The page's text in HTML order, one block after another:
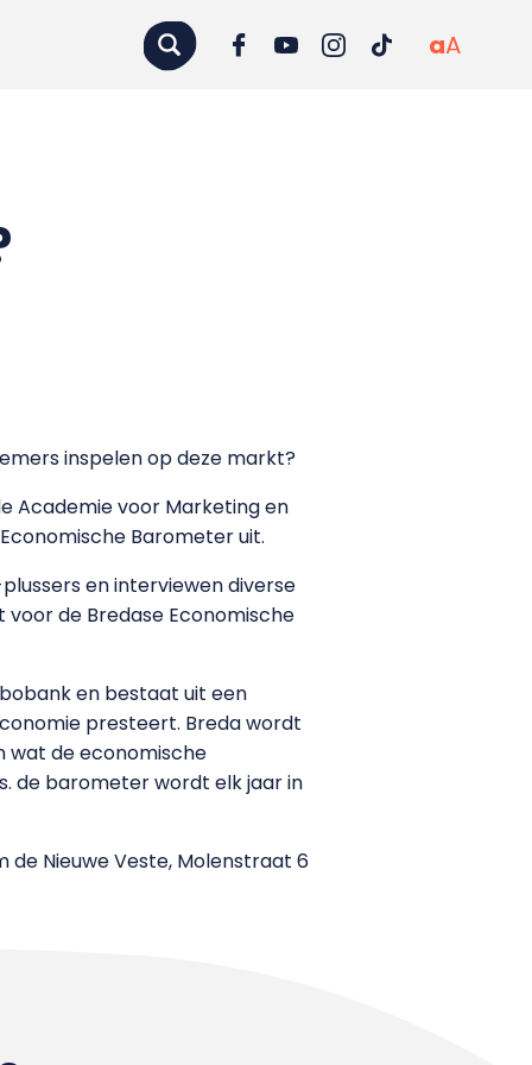
aA
inspelen op deze markt?
Academie voor Marketing en
Barometer uit.
en interviewen diverse
de Bredase Economische
en bestaat uit een
presteert. Breda wordt
wat de economische
de barometer wordt elk jaar in
de Nieuwe Veste, Molenstraat 6